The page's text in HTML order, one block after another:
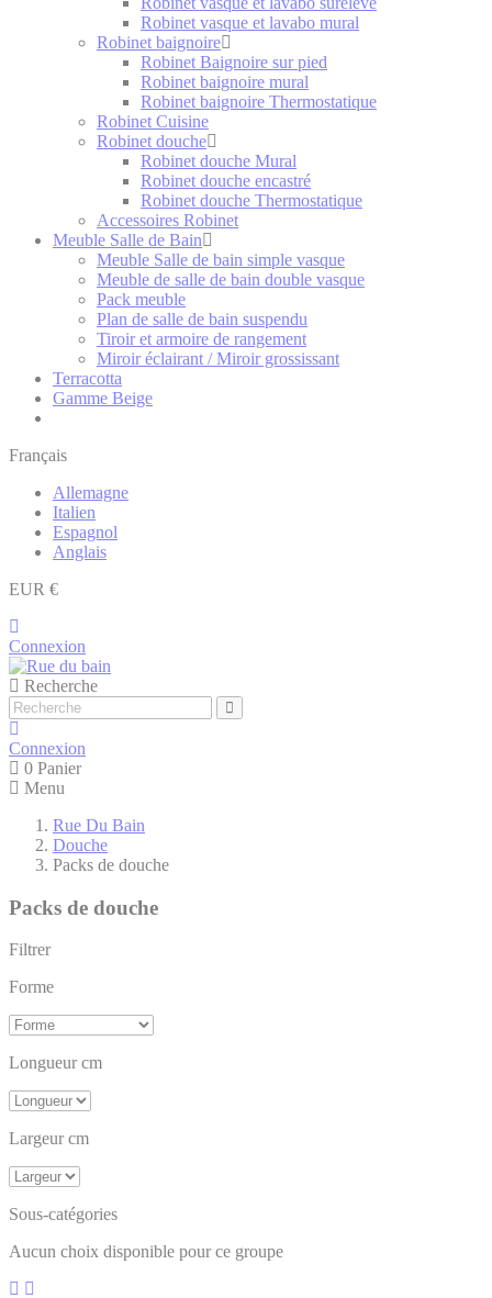
Robinet vasque et lavabo mural
Robinet baignoire
Robinet Baignoire sur pied
Robinet baignoire mural
Robinet baignoire Thermostatique
Robinet Cuisine
Robinet douche
Robinet douche Mural
Robinet douche encastré
Robinet douche Thermostatique
Accessoires Robinet
Meuble Salle de Bain
Meuble Salle de bain simple vasque
Meuble de salle de bain double vasque
Pack meuble
Plan de salle de bain suspendu
Tiroir et armoire de rangement
Miroir éclairant / Miroir grossissant
Terracotta
Gamme Beige
Français
Allemagne
Italien
Espagnol
Anglais
EUR €
Connexion
Recherche
Connexion
0 Panier
Menu
Rue Du Bain
Douche
Packs de douche
Packs de douche
Filtrer
Forme
Longueur cm
Largeur cm
Sous-catégories
Aucun choix disponible pour ce groupe